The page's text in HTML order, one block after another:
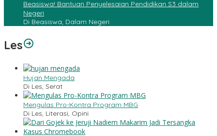
Beasiswa! Bantuan Penyelesaian Pendidikan S3 dalam
Negeri
Di Beasiswa, Dalam Negeri
Les
Hujan Mengada
Di Les, Serat
Mengulas Pro-Kontra Program MBG
Di Les, Literasi, Opini